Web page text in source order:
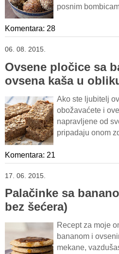
posnim
Komentara: 28
06. 08. 2015.
Ovsene pločice sa
ovsena kaša u
Ako ste ljubitelj
obožavaćete i
napravljene od
pripadaju onom
Komentara: 21
17. 06. 2015.
Palačinke sa
bez šećera)
Recept za moje
bananom i
mekane,